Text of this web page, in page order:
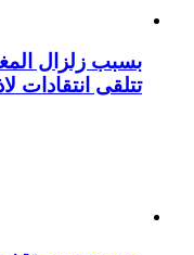
بسبب زلزال
تتلقى انتقادات